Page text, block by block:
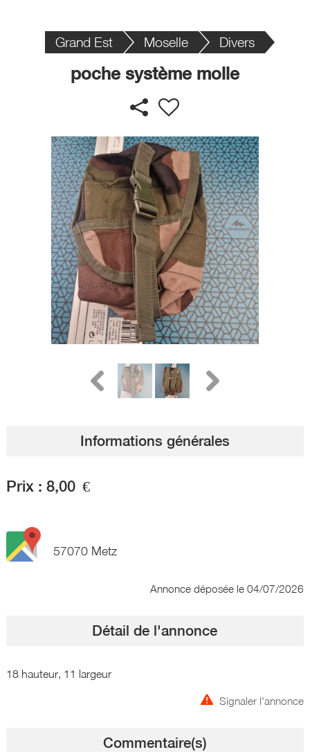
Grand Est Moselle Divers
poche système molle
Informations générales
Prix : 8,00 €
57070 Metz
Annonce déposée le 04/07/2026
Détail de l'annonce
18 hauteur, 11 largeur
Signaler l'annonce
Commentaire(s)